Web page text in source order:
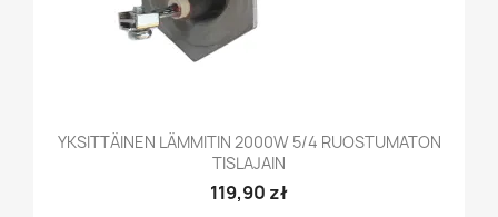
YKSITTÄINEN LÄMMITIN 2000W 5/4 RUOSTUMATON
TISLAJAIN
119,90 zł